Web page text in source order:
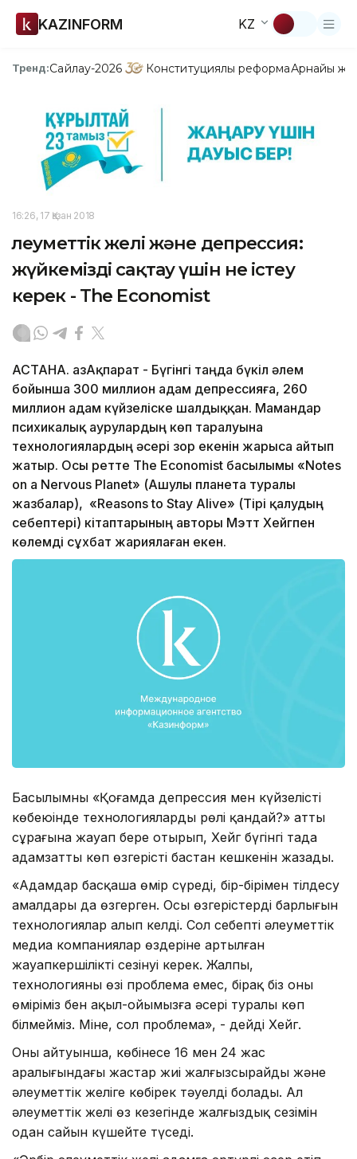
KAZINFORM KZ
Тренд:Сайлау-2026 Конституциялық реформаАрнайы
16:26, 17 Қазан 2018
Әлеуметтік желі және депрессия:
жүйкемізді сақтау үшін не істеу
керек - The Economist
АСТАНА. ҚазАқпарат - Бүгінгі таңда бүкіл әлем
бойынша 300 миллион адам депрессияға, 260
миллион адам күйзеліске шалдыққан. Мамандар
психикалық аурулардың көп таралуына
технологиялардың әсері зор екенін жарыса айтып
жатыр. Осы ретте The Economist басылымы «Notes
on a Nervous Planet» (Ашулы планета туралы
жазбалар), «Reasons to Stay Alive» (Тірі қалудың
себептері) кітаптарының авторы Мэтт Хейгпен
көлемді сұхбат жариялаған екен.
Басылымның «Қоғамда депрессия мен күйзелістің
көбеюінде технологиялардың рөлі қандай?» атты
сұрағына жауап бере отырып, Хейг бүгінгі таңда
адамзаттың көп өзгерісті бастан кешкенін жазады.
«Адамдар басқаша өмір сүреді, бір-бірімен тілдесу
амалдары да өзгерген. Осы өзгерістердің барлығын
технологиялар алып келді. Сол себепті әлеуметтік
медиа компаниялар өздеріне артылған
жауапкершілікті сезінуі керек. Жалпы,
технологияның өзі проблема емес, бірақ біз оның
өміріміз бен ақыл-ойымызға әсері туралы көп
білмейміз. Міне, сол проблема», - дейді Хейг.
Оның айтуынша, көбінесе 16 мен 24 жас
аралығындағы жастар жиі жалғызсырайды және
әлеуметтік желіге көбірек тәуелді болады. Ал
әлеуметтік желі өз кезегінде жалғыздық сезімін
одан сайын күшейте түседі.